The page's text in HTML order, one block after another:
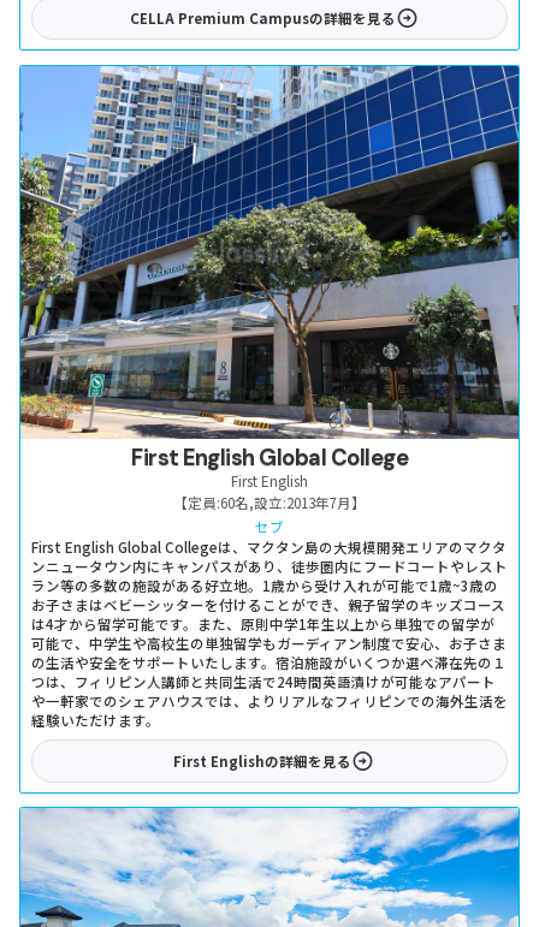
CELLA Premium Campusの詳細を見る
First English Global College
First English
【定員:60名,設立:2013年7月】
セブ
First English Global Collegeは、マクタン島の大規模開発エリアのマクタ
ンニュータウン内にキャンパスがあり、徒歩圏内にフードコートやレスト
ラン等の多数の施設がある好立地。1歳から受け入れが可能で1歳~3歳の
お子さまはベビーシッターを付けることができ、親子留学のキッズコース
は4才から留学可能です。また、原則中学1年生以上から単独での留学が
可能で、中学生や高校生の単独留学もガーディアン制度で安心、お子さま
の生活や安全をサポートいたします。宿泊施設がいくつか選べ滞在先の１
つは、フィリピン人講師と共同生活で24時間英語漬けが可能なアパート
や一軒家でのシェアハウスでは、よりリアルなフィリピンでの海外生活を
経験いただけます。
First Englishの詳細を見る